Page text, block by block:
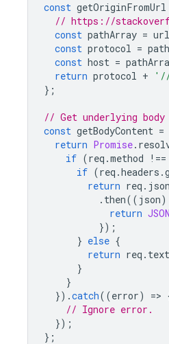
const getOriginFromUrl
// https://
const pathArray = url
const protocol =
const host =
return protocol +
};
// Get underlying
const getBodyContent =
return Promise.
if (req .method !==
if (req .headers .
return req . json
. then(( json)
return JSON
});
} else {
return req . text
}
}
}).catch((error) =>
// Ignore error.
});
};